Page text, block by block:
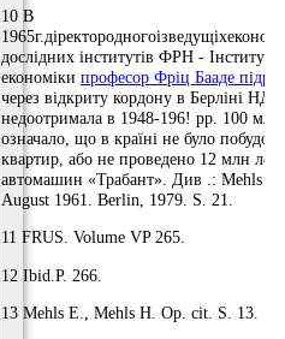
10 В
дослідних інститутів ФРН - Інституту
економіки професор Фріц Бааде
через відкриту кордону в Берліні НДР
недоотримала в 1948-196! рр. 100
означало, що в країні не було
квартир, або не проведено 12 млн
автомашин «Трабант». Див .: Mehls
August 1961. Berlin, 1979. S. 21.
11 FRUS. Volume VP 265.
12 Ibid.P. 266.
13 Mehls E., Mehls H. Op. cit. S. 13.